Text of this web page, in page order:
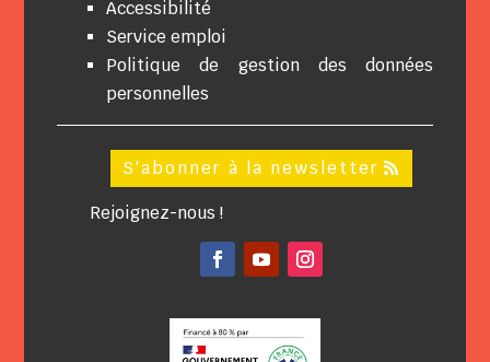
Accessibilité
Service emploi
Politique de gestion des données
personnelles
S'abonner à la newsletter
Rejoignez-nous !